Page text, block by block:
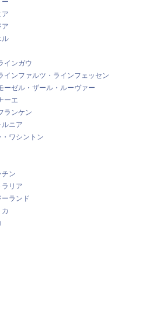
ー
ア
ア
ル
インガウ
インファルツ・ラインフェッセン
ーゼル・ザール・ルーヴァー
ーエ
ランケン
ルニア
・ワシントン
チン
ラリア
ーランド